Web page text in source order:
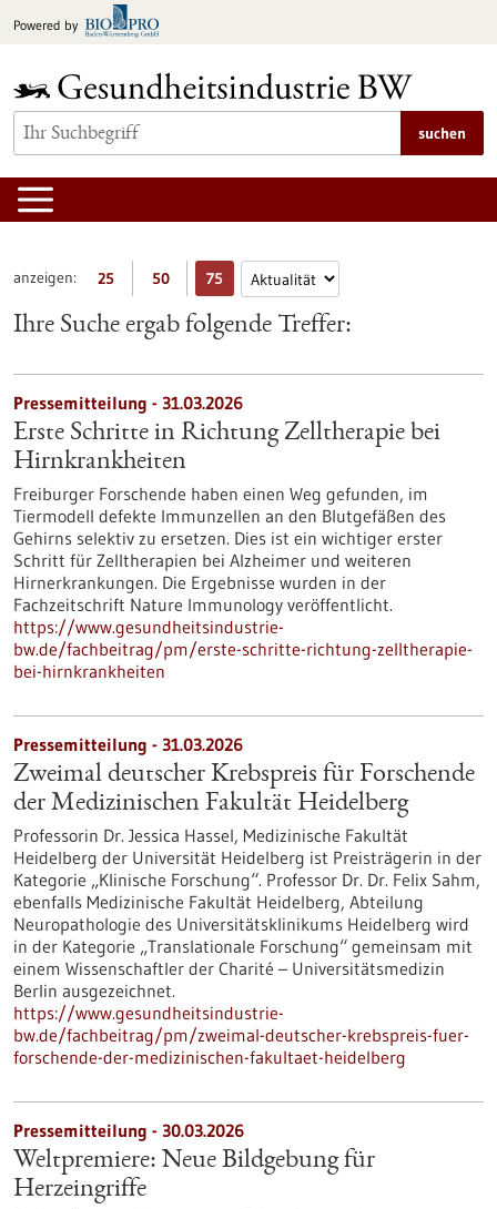
Inhalt
Powered by
suchen
anzeigen: 25 50 75
Ihre Suche ergab folgende Treffer:
Pressemitteilung - 31.03.2026
Erste Schritte in Richtung Zelltherapie bei
Hirnkrankheiten
Freiburger Forschende haben einen Weg gefunden, im
Tiermodell defekte Immunzellen an den Blutgefäßen des
Gehirns selektiv zu ersetzen. Dies ist ein wichtiger erster
Schritt für Zelltherapien bei Alzheimer und weiteren
Hirnerkrankungen. Die Ergebnisse wurden in der
Fachzeitschrift Nature Immunology veröffentlicht.
https://www.gesundheitsindustrie-
bw.de/fachbeitrag/pm/erste-schritte-richtung-zelltherapie-
bei-hirnkrankheiten
Pressemitteilung - 31.03.2026
Zweimal deutscher Krebspreis für Forschende
der Medizinischen Fakultät Heidelberg
Professorin Dr. Jessica Hassel, Medizinische Fakultät
Heidelberg der Universität Heidelberg ist Preisträgerin in der
Kategorie „Klinische Forschung“. Professor Dr. Dr. Felix Sahm,
ebenfalls Medizinische Fakultät Heidelberg, Abteilung
Neuropathologie des Universitätsklinikums Heidelberg wird
in der Kategorie „Translationale Forschung“ gemeinsam mit
einem Wissenschaftler der Charité – Universitätsmedizin
Berlin ausgezeichnet.
https://www.gesundheitsindustrie-
bw.de/fachbeitrag/pm/zweimal-deutscher-krebspreis-fuer-
forschende-der-medizinischen-fakultaet-heidelberg
Pressemitteilung - 30.03.2026
Weltpremiere: Neue Bildgebung für
Herzeingriffe